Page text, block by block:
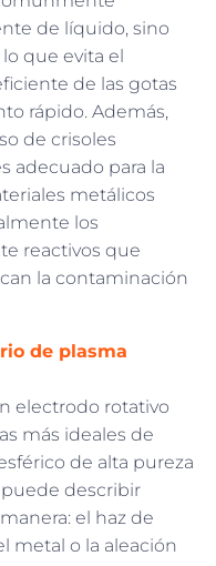
de líquido, sino
que evita el
de las gotas
rápido. Además,
de crisoles
adecuado para la
metálicos
los
reactivos que
la contaminación
de plasma
electrodo rotativo
más ideales de
de alta pureza
describir
el haz de
metal o la aleación